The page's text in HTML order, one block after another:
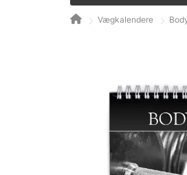
Vægkalendere